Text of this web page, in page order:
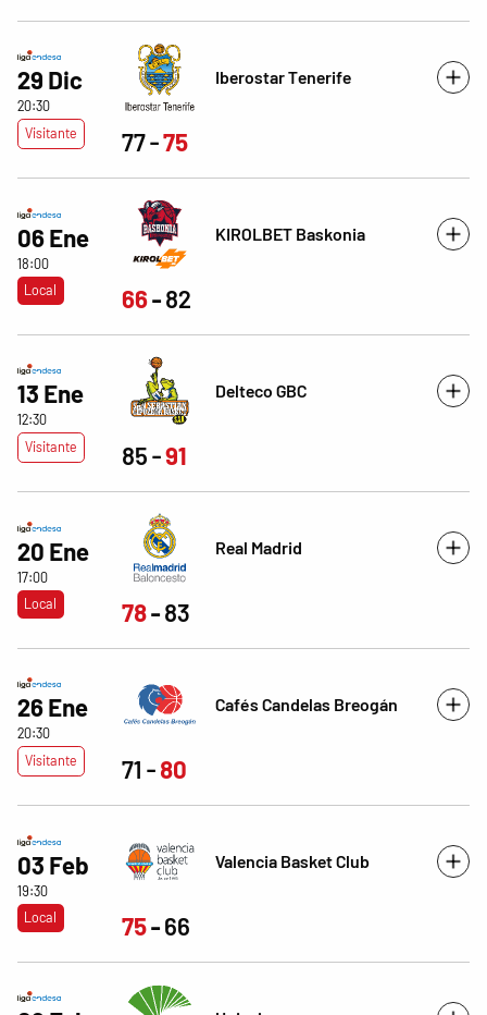
29 Dic
20:30
Visitante
Iberostar Tenerife
77 75
06 Ene
18:00
Local
KIROLBET Baskonia
66 82
13 Ene
12:30
Visitante
Delteco GBC
85 91
20 Ene
17:00
Local
Real Madrid
78 83
26 Ene
20:30
Visitante
Cafés Candelas Breogán
71 80
03 Feb
19:30
Local
Valencia Basket Club
75 66